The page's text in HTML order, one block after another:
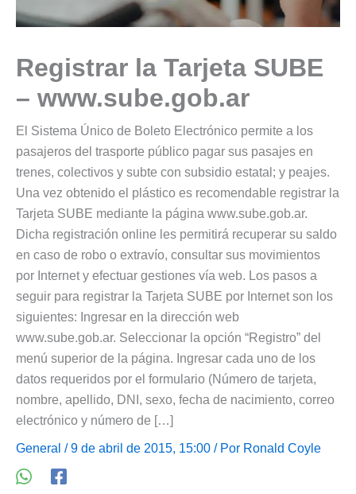
Registrar la Tarjeta SUBE
– www.sube.gob.ar
El Sistema Único de Boleto Electrónico permite a los
pasajeros del trasporte público pagar sus pasajes en
trenes, colectivos y subte con subsidio estatal; y peajes.
Una vez obtenido el plástico es recomendable registrar la
Tarjeta SUBE mediante la página www.sube.gob.ar.
Dicha registración online les permitirá recuperar su saldo
en caso de robo o extravío, consultar sus movimientos
por Internet y efectuar gestiones vía web. Los pasos a
seguir para registrar la Tarjeta SUBE por Internet son los
siguientes: Ingresar en la dirección web
www.sube.gob.ar. Seleccionar la opción “Registro” del
menú superior de la página. Ingresar cada uno de los
datos requeridos por el formulario (Número de tarjeta,
nombre, apellido, DNI, sexo, fecha de nacimiento, correo
electrónico y número de […]
General / 9 de abril de 2015, 15:00 / Por Ronald Coyle